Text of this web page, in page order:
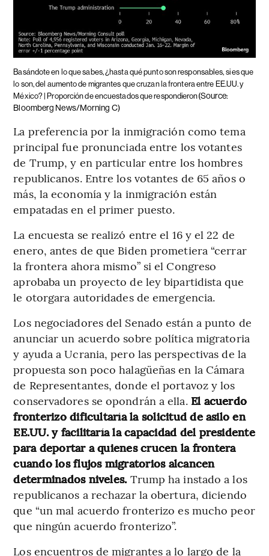
Basándote en lo que sabes, ¿hasta qué punto son responsables, si es que
lo son, del aumento de migrantes que cruzan la frontera entre EE.UU. y
México? | Proporción de encuestados que respondieron(Source:
Bloomberg News/Morning C)
La preferencia por la inmigración como tema
principal fue pronunciada entre los votantes
de Trump, y en particular entre los hombres
republicanos. Entre los votantes de 65 años o
más, la economía y la inmigración están
empatadas en el primer puesto.
La encuesta se realizó entre el 16 y el 22 de
enero, antes de que Biden prometiera “cerrar
la frontera ahora mismo” si el Congreso
aprobaba un proyecto de ley bipartidista que
le otorgara autoridades de emergencia.
Los negociadores del Senado están a punto de
anunciar un acuerdo sobre política migratoria
y ayuda a Ucrania, pero las perspectivas de la
propuesta son poco halagüeñas en la Cámara
de Representantes, donde el portavoz y los
conservadores se opondrán a ella. El acuerdo
fronterizo dificultaría la solicitud de asilo en
EE.UU. y facilitaría la capacidad del presidente
para deportar a quienes crucen la frontera
cuando los flujos migratorios alcancen
determinados niveles. Trump ha instado a los
republicanos a rechazar la obertura, diciendo
que “un mal acuerdo fronterizo es mucho peor
que ningún acuerdo fronterizo”.
Los encuentros de migrantes a lo largo de la